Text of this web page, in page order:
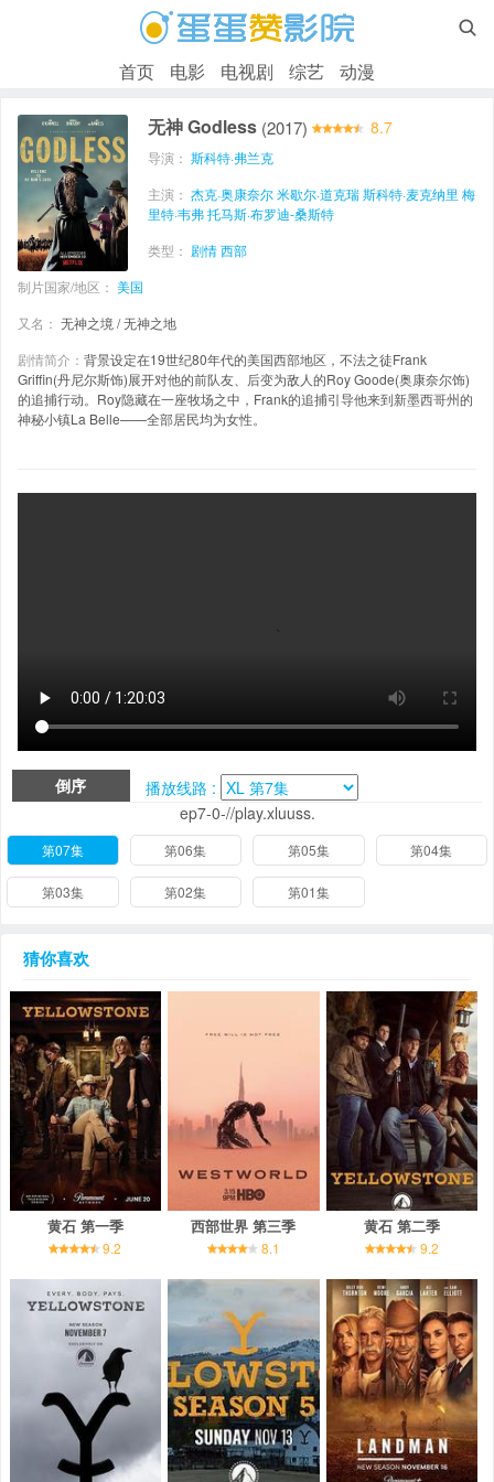

首页 电影 电视剧 综艺 动漫
无神 Godless (2017) 8.7
导演： 斯科特·弗兰克
主演： 杰克·奥康奈尔米歇尔·道克瑞斯科特·麦克纳里 梅
里特·韦弗托马斯·布罗迪-桑斯特
类型： 剧情西部
制片国家/地区： 美国
又名： 无神之境 / 无神之地
剧情简介： 背景设定在19世纪80年代的美国西部地区，不法之徒Frank
Griffin(丹尼尔斯饰)展开对他的前队友、后变为敌人的Roy Goode(奥康奈尔饰)
的追捕行动。Roy隐藏在一座牧场之中，Frank的追捕引导他来到新墨西哥州的
神秘小镇La Belle——全部居民均为女性。
倒序
播放线路 :
ep7-0-//play.xluuss.
第07集 第06集 第05集 第04集
第03集 第02集 第01集
猜你喜欢
黄石 第一季
9.2
西部世界 第三季
8.1
黄石 第二季
9.2